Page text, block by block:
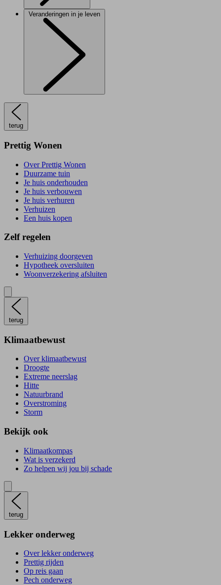
Veranderingen in je leven
terug
Prettig Wonen
Over Prettig Wonen
Duurzame tuin
Je huis onderhouden
Je huis verbouwen
Je huis verhuren
Verhuizen
Een huis kopen
Zelf regelen
Verhuizing doorgeven
Hypotheek oversluiten
Woonverzekering afsluiten
terug
Klimaatbewust
Over klimaatbewust
Droogte
Extreme neerslag
Hitte
Natuurbrand
Overstroming
Storm
Bekijk ook
Klimaatkompas
Wat is verzekerd
Zo helpen wij jou bij schade
terug
Lekker onderweg
Over lekker onderweg
Prettig rijden
Op reis gaan
Pech onderweg